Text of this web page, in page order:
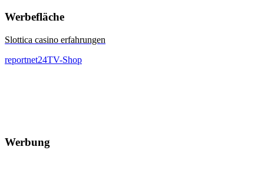
Werbefläche
Slottica casino erfahrungen
reportnet24TV-Shop
Werbung